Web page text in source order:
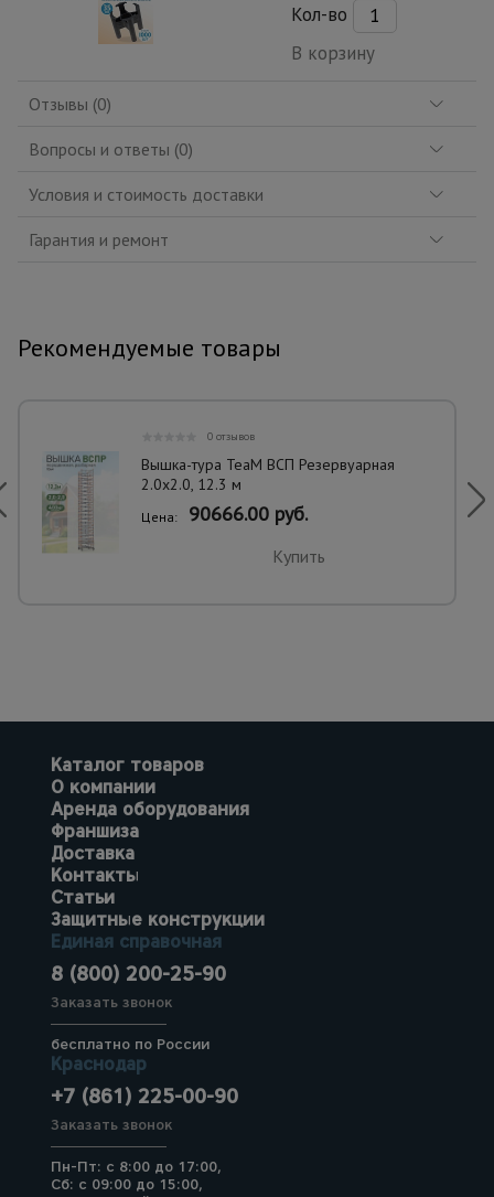
Кол-во
В корзину
Отзывы (0)
Вопросы и ответы (0)
Условия и стоимость доставки
Гарантия и ремонт
Рекомендуемые товары
0 отзывов
Вышка-тура TeaM ВСП Резервуарная
2.0х2.0, 12.3 м
Цена: 90666.00 руб.
Купить
Каталог товаров
О компании
Аренда оборудования
Франшиза
Доставка
Контакты
Статьи
Защитные конструкции
Единая справочная
8 (800) 200-25-90
Заказать звонок
бесплатно по России
Краснодар
+7 (861) 225-00-90
Заказать звонок
Пн-Пт: с 8:00 до 17:00,
Сб: с 09:00 до 15:00,